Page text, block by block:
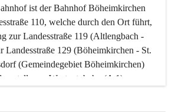
ist der Bahnhof Böheimkirchen
110, welche durch den Ort führt,
zur Landesstraße 119 (Altlengbach -
Landesstraße 129 (Böheimkirchen - St.
(Gemeindegebiet Böheimkirchen)
zur Westautobahn (A 1).
ca. 45 Minuten.